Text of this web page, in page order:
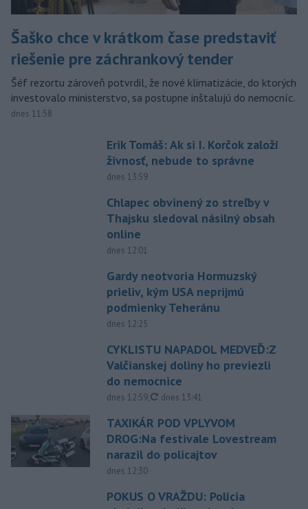
Šaško chce v krátkom čase predstaviť
riešenie pre záchrankový tender
Šéf rezortu zároveň potvrdil, že nové klimatizácie, do ktorých
investovalo ministerstvo, sa postupne inštalujú do nemocníc.
dnes 11:58
Erik Tomáš: Ak si I. Korčok založí
živnosť, nebude to správne
dnes 13:59
Chlapec obvinený zo streľby v
Thajsku sledoval násilný obsah
online
dnes 12:01
Gardy neotvoria Hormuzský
prieliv, kým USA neprijmú
podmienky Teheránu
dnes 12:25
CYKLISTU NAPADOL MEDVEĎ:Z
Valčianskej doliny ho previezli
do nemocnice
dnes 12:59, aktualizované
dnes 13:41
TAXIKÁR POD VPLYVOM
DROG:Na festivale Lovestream
narazil do policajtov
dnes 12:30
POKUS O VRAŽDU: Polícia